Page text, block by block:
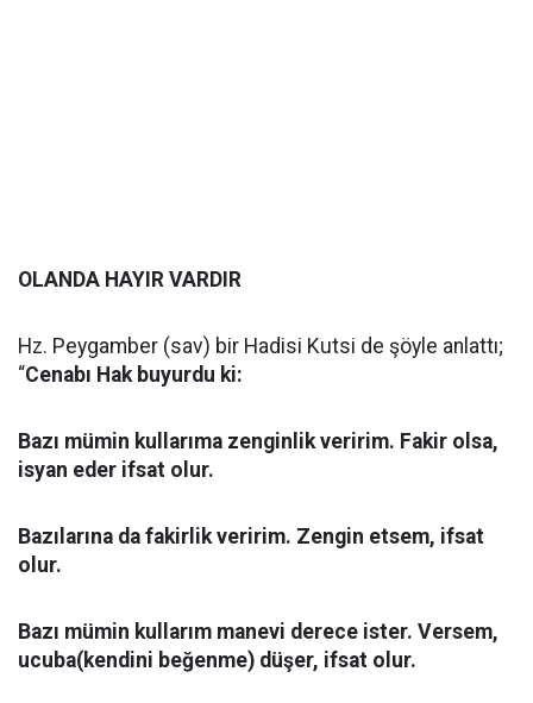
OLANDA HAYIR VARDIR
Hz. Peygamber (sav) bir Hadisi Kutsi de şöyle anlattı;
“Cenabı Hak buyurdu ki:
Bazı mümin kullarıma zenginlik veririm. Fakir olsa,
isyan eder ifsat olur.
Bazılarına da fakirlik veririm. Zengin etsem, ifsat
olur.
Bazı mümin kullarım manevi derece ister. Versem,
ucuba(kendini beğenme) düşer, ifsat olur.